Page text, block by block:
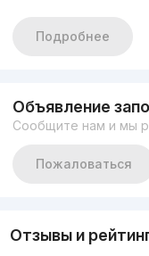
Подробнее
Объявление
Сообщите нам и мы
Пожаловаться
Отзывы и